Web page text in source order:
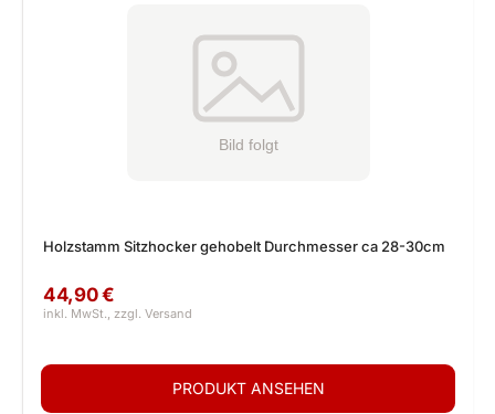
Holzstamm Sitzhocker gehobelt Durchmesser ca 28-30cm
44,90 €